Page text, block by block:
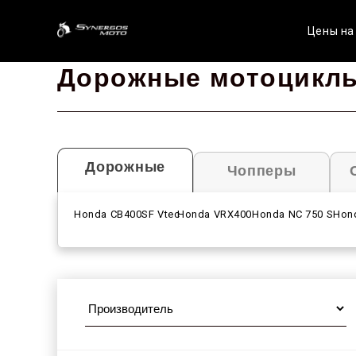
Цены
Дорожные
Дорожные Чопперы
Honda CB400SF VtecHonda VRX400Honda NC 750 S